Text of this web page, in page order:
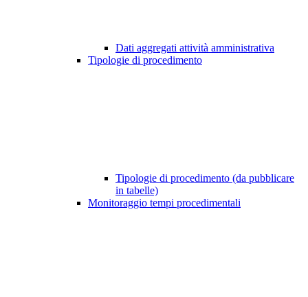
Dati aggregati attività amministrativa
Tipologie di procedimento
Tipologie di procedimento (da pubblicare
in tabelle)
Monitoraggio tempi procedimentali